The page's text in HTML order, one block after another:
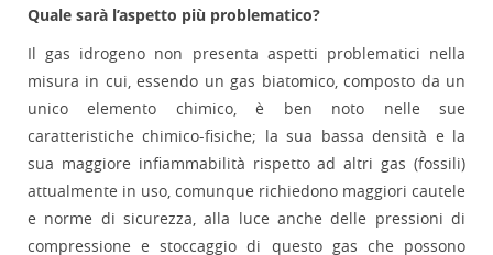
Quale sarà l’aspetto più problematico?
Il gas idrogeno non presenta aspetti problematici nella
misura in cui, essendo un gas biatomico, composto da un
unico elemento chimico, è ben noto nelle sue
caratteristiche chimico-fisiche; la sua bassa densità e la
sua maggiore infiammabilità rispetto ad altri gas (fossili)
attualmente in uso, comunque richiedono maggiori cautele
e norme di sicurezza, alla luce anche delle pressioni di
compressione e stoccaggio di questo gas che possono